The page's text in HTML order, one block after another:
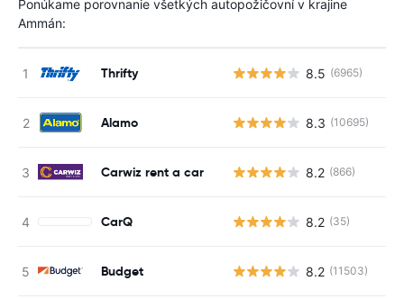
Ponúkame porovnanie všetkých autopožičovní v krajine
Ammán:
Thrifty 8.5 (6965)
Alamo 8.3 (10695)
Carwiz rent a car 8.2 (866)
CarQ 8.2 (35)
Budget 8.2 (11503)